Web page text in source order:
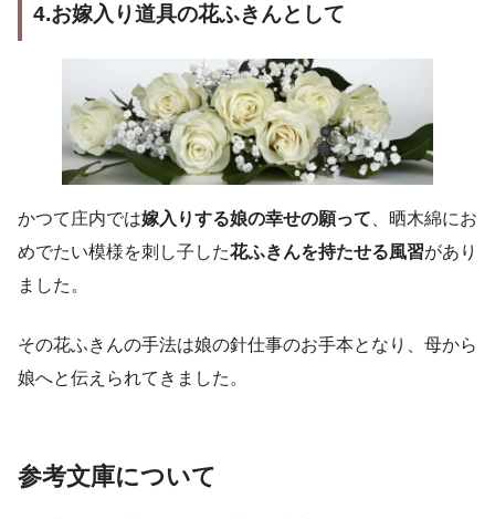
4.お嫁入り道具の花ふきんとして
かつて庄内では嫁入りする娘の幸せの願って、晒木綿にお
めでたい模様を刺し子した花ふきんを持たせる風習があり
ました。
その花ふきんの手法は娘の針仕事のお手本となり、母から
娘へと伝えられてきました。
参考文庫について